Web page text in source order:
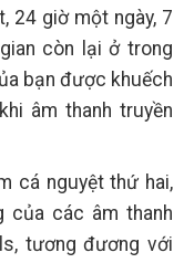
24 giờ một ngày, 7
còn lại ở trong
bạn được khuếch
âm thanh truyền
cá nguyệt thứ hai,
của các âm thanh
tương đương với